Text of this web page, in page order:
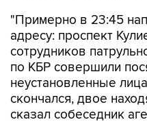
"Примерно в 23:45
адресу: проспект
сотрудников
по КБР совершили
неустановленные
скончался, двое
сказал собеседник